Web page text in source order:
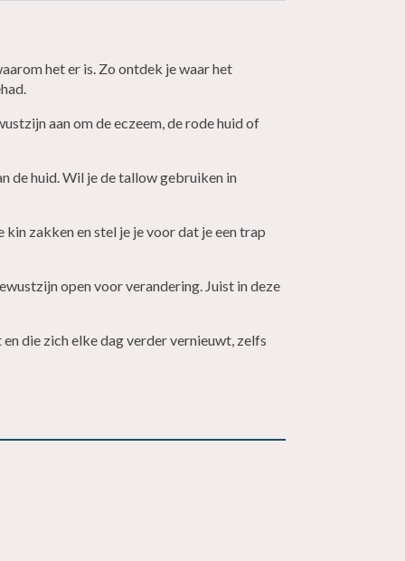
het er is. Zo ontdek je waar het
aan om de eczeem, de rode huid of
de huid. Wil je de tallow gebruiken in
zakken en stel je je voor dat je een trap
open voor verandering. Juist in deze
die zich elke dag verder vernieuwt, zelfs